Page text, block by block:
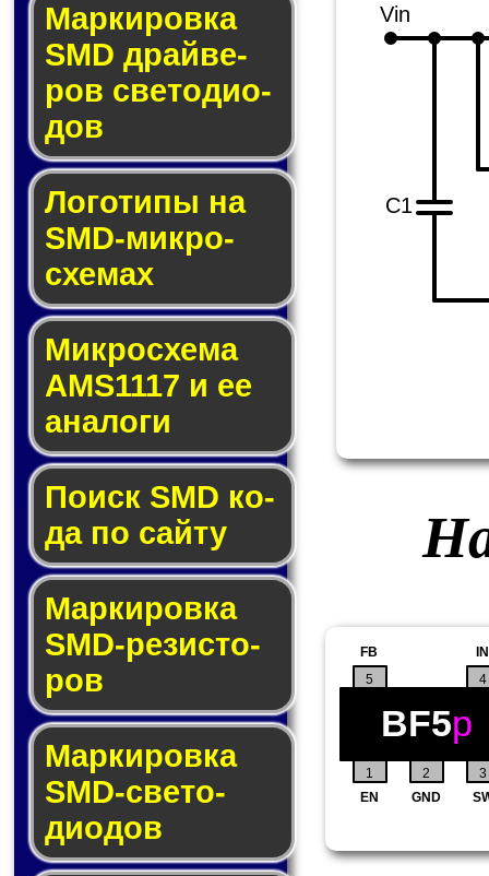
Маркировка
SMD драй­ве­
ров све­то­ди­о­
дов
Логотипы на
SMD-мик­ро­
схе­мах
Микросхема
AMS1117 и ее
ана­ло­ги
Поиск SMD ко­
да по сай­ту
Маркировка
SMD-ре­зис­то­
ров
Маркировка
SMD-све­то­
дио­дов
C1
Vin
1 2 3
4
EN GND
IN
5
FB
BF5p